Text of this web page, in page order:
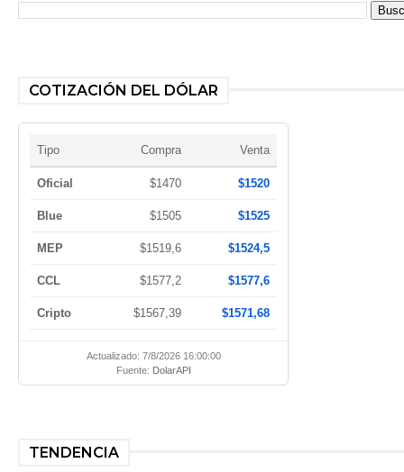
COTIZACIÓN DEL DÓLAR
Tipo Compra Venta
Oficial $1470 $1520
Blue $1505 $1525
MEP $1519,6 $1524,5
CCL $1577,2 $1577,6
Cripto $1567,39 $1571,68
Actualizado: 7/8/2026 16:00:00
Fuente: DolarAPI
TENDENCIA